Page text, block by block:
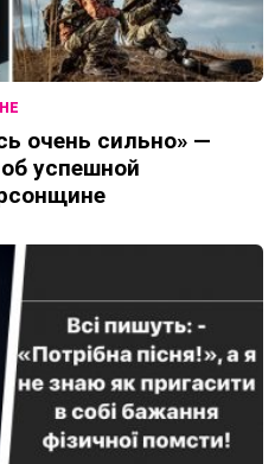
очень сильно» —
успешной